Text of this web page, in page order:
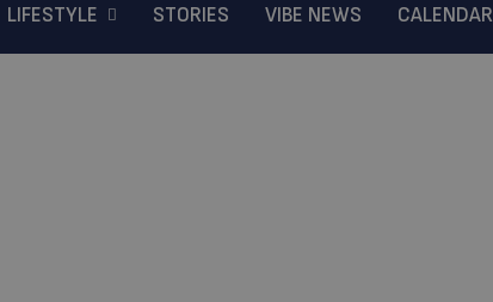
LIFESTYLE STORIES VIBE NEWS CALENDAR